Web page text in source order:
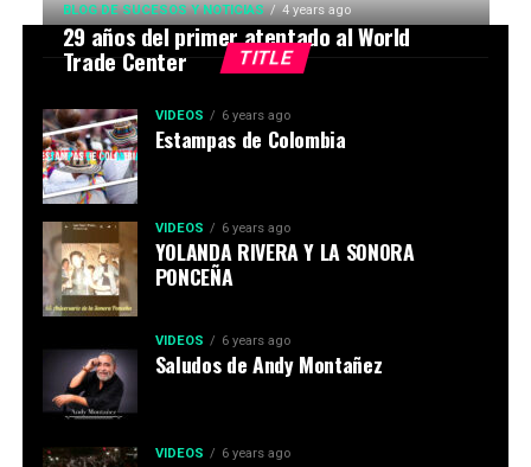
TITLE
BLOG DE SUCESOS Y NOTICIAS 4 years ago
29 años del primer atentado al World
Trade Center
VIDEOS 6 years ago
Estampas de Colombia
VIDEOS 6 years ago
YOLANDA RIVERA Y LA SONORA
PONCEÑA
VIDEOS 6 years ago
Saludos de Andy Montañez
VIDEOS 6 years ago